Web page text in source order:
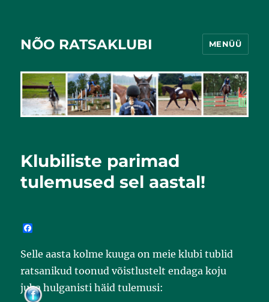
NÕO RATSAKLUBI MENÜÜ
Klubiliste parimad
tulemused sel aastal!
c
e
b
o
o
k
Selle aasta kolme kuuga on meie klubi tublid
ratsanikud toonud võistlustelt endaga koju
juba hulganisti häid tulemusi: